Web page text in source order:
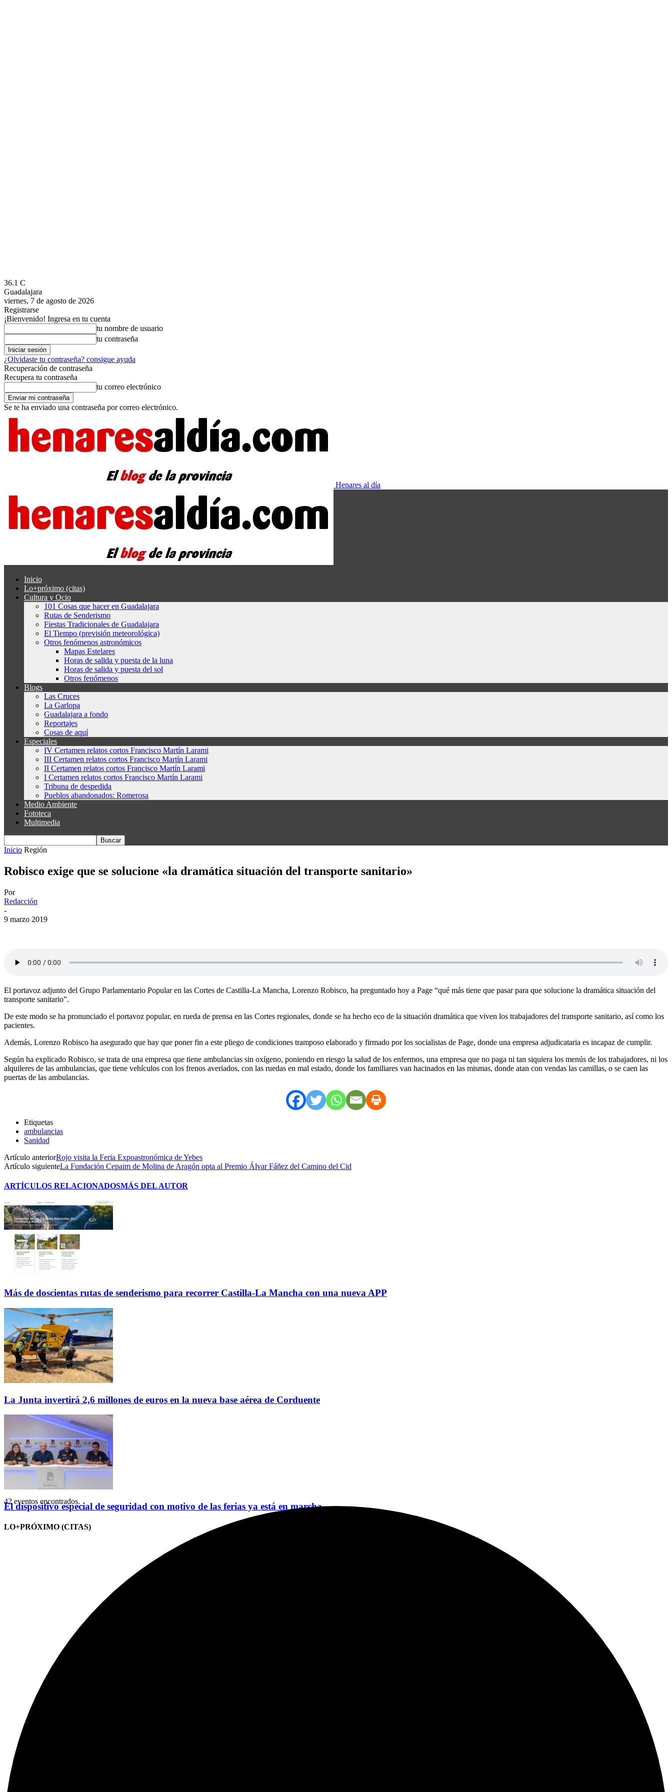
36.1 C
Guadalajara
viernes, 7 de agosto de 2026
Registrarse
¡Bienvenido! Ingresa en tu cuenta
tu nombre de usuario
tu contraseña
¿Olvidaste tu contraseña? consigue ayuda
Recuperación de contraseña
Recupera tu contraseña
tu correo electrónico
Se te ha enviado una contraseña por correo electrónico.
Henares al día
Inicio
Lo+próximo (citas)
Cultura y Ocio
101 Cosas que hacer en Guadalajara
Rutas de Senderismo
Fiestas Tradicionales de Guadalajara
El Tiempo (previsión meteorológica)
Otros fenómenos astronómicos
Mapas Estelares
Horas de salida y puesta de la luna
Horas de salida y puesta del sol
Otros fenómenos
Blogs
Las Cruces
La Garlopa
Guadalajara a fondo
Reportajes
Cosas de aquí
Especiales
IV Certamen relatos cortos Francisco Martín Larami
III Certamen relatos cortos Francisco Martín Larami
II Certamen relatos cortos Francisco Martín Larami
I Certamen relatos cortos Francisco Martín Larami
Tribuna de despedida
Pueblos abandonados: Romerosa
Medio Ambiente
Fototeca
Multimedia
Inicio Región
Robisco exige que se solucione «la dramática situación del transporte sanitario»
Por
Redacción
-
9 marzo 2019
El portavoz adjunto del Grupo Parlamentario Popular en las Cortes de Castilla-La Mancha, Lorenzo Robisco, ha preguntado hoy a Page “qué más tiene que pasar para que solucione la dramática situación del
transporte sanitario”.
De este modo se ha pronunciado el portavoz popular, en rueda de prensa en las Cortes regionales, donde se ha hecho eco de la situación dramática que viven los trabajadores del transporte sanitario, así como los
pacientes.
Además, Lorenzo Robisco ha asegurado que hay que poner fin a este pliego de condiciones tramposo elaborado y firmado por los socialistas de Page, donde una empresa adjudicataria es incapaz de cumplir.
Según ha explicado Robisco, se trata de una empresa que tiene ambulancias sin oxígeno, poniendo en riesgo la salud de los enfermos, una empresa que no paga ni tan siquiera los menús de los trabajadores, ni los
alquileres de las ambulancias, que tiene vehículos con los frenos averiados, con las ruedas en mal estado, donde los familiares van hacinados en las mismas, donde atan con vendas las camillas, o se caen las
puertas de las ambulancias.
Etiquetas
ambulancias
Sanidad
Artículo anteriorRojo visita la Feria Expoastronómica de Yebes
Artículo siguienteLa Fundación Cepaim de Molina de Aragón opta al Premio Álvar Fáñez del Camino del Cid
ARTÍCULOS RELACIONADOSMÁS DEL AUTOR
Más de doscientas rutas de senderismo para recorrer Castilla-La Mancha con una nueva APP
La Junta invertirá 2,6 millones de euros en la nueva base aérea de Corduente
El dispositivo especial de seguridad con motivo de las ferias ya está en marcha
LO+PRÓXIMO (CITAS)
42 eventos encontrados.